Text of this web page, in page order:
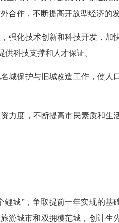
合作，不断提高开放型经济的发
强化技术创新和科技开发，加
科技支撑和人才保证。
城保护与旧城改造工作，使人
力度，不断提高市民素质和生
城”，争取提前一年实现的基
游城市和双拥模范城，创计生